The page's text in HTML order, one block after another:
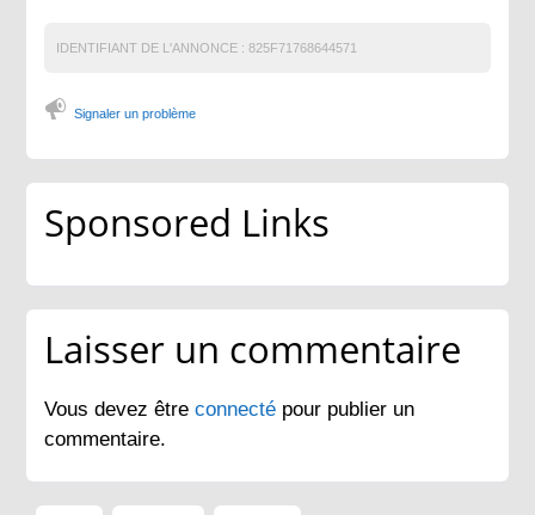
IDENTIFIANT DE L'ANNONCE : 825F71768644571
Signaler un problème
Sponsored Links
Laisser un commentaire
Vous devez êtreconnecté pour publier un
commentaire.